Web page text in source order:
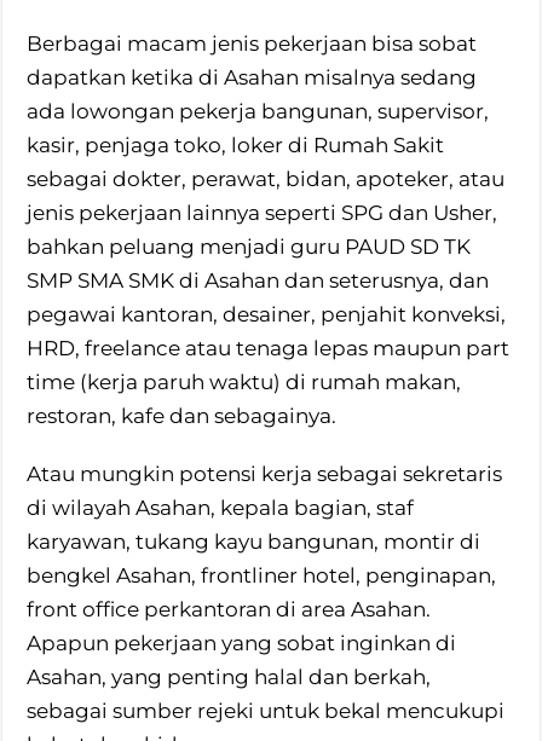
Berbagai macam jenis pekerjaan bisa sobat
dapatkan ketika di Asahan misalnya sedang
ada lowongan pekerja bangunan, supervisor,
kasir, penjaga toko, loker di Rumah Sakit
sebagai dokter, perawat, bidan, apoteker, atau
jenis pekerjaan lainnya seperti SPG dan Usher,
bahkan peluang menjadi guru PAUD SD TK
SMP SMA SMK di Asahan dan seterusnya, dan
pegawai kantoran, desainer, penjahit konveksi,
HRD, freelance atau tenaga lepas maupun part
time (kerja paruh waktu) di rumah makan,
restoran, kafe dan sebagainya.
Atau mungkin potensi kerja sebagai sekretaris
di wilayah Asahan, kepala bagian, staf
karyawan, tukang kayu bangunan, montir di
bengkel Asahan, frontliner hotel, penginapan,
front office perkantoran di area Asahan.
Apapun pekerjaan yang sobat inginkan di
Asahan, yang penting halal dan berkah,
sebagai sumber rejeki untuk bekal mencukupi